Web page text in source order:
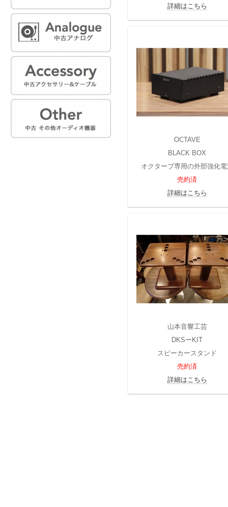
詳細はこちら
OCTAVE
BLACK BOX
オクターブ専用の外部強化電
売約済
詳細はこちら
山本音響工芸
DKSーKIT
スピーカースタンド
売約済
詳細はこちら